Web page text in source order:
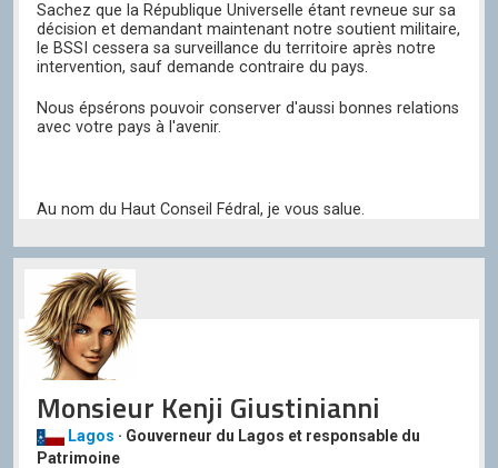
Sachez que la République Universelle étant revneue sur sa
décision et demandant maintenant notre soutient militaire,
le BSSI cessera sa surveillance du territoire après notre
intervention, sauf demande contraire du pays.
Nous épsérons pouvoir conserver d'aussi bonnes relations
avec votre pays à l'avenir.
Au nom du Haut Conseil Fédral, je vous salue.
Monsieur Kenji Giustinianni
Lagos · Gouverneur du Lagos et responsable du
Patrimoine